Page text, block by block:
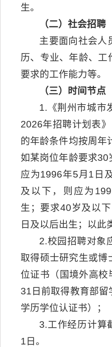
生。
（二）社会招聘
主要面向社会人
历、专业、年龄、工
要求的工作能力等。
（三）时间节点
1.《荆州市城市
2026年招聘计划表
的年龄条件均按周年
如某岗位年龄要求30
应为1996年5月1日
及以下，则应为
生；要求40岁及以
日及以后出生；以此
2.校园招聘对象
取得硕士研究生或博
位证书（国境外高校
31日前取得教育部留
学历学位认证书）；
3.工作经历计算
1日。